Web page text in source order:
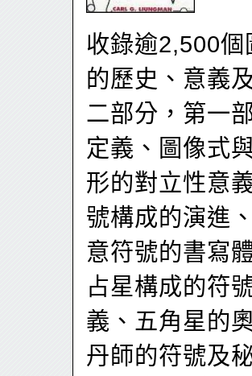
收錄逾2,500
的歷史、意義
二部分，第一
定義、圖像式
形的對立性意
號構成的演進
意符號的書寫
占星構成的符
義、五角星的
丹師的符號及